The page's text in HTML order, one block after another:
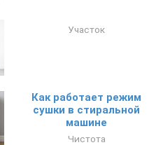
Участок
Как работает режим
сушки в стиральной
машине
Чистота